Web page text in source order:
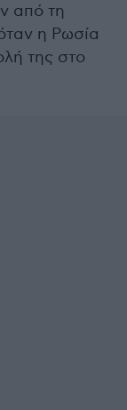
από τη
η Ρωσία
της στο